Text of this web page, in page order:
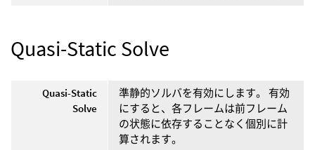
Quasi-Static Solve
Quasi-Static
Solve
準静的ソルバを有効にします。 有効
にすると、各フレームは前フレーム
の状態に依存することなく個別に計
算されます。